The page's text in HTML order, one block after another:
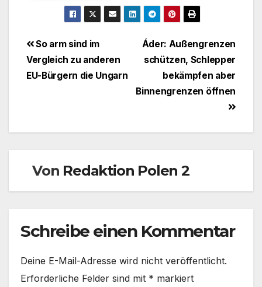
Beitragsnavigation
Áder: Außengrenzen
schützen, Schlepper
bekämpfen aber
Binnengrenzen öffnen
So arm sind im
Vergleich zu anderen
EU-Bürgern die Ungarn
Von Redaktion Polen 2
Schreibe einen Kommentar
Deine E-Mail-Adresse wird nicht veröffentlicht.
Erforderliche Felder sind mit * markiert